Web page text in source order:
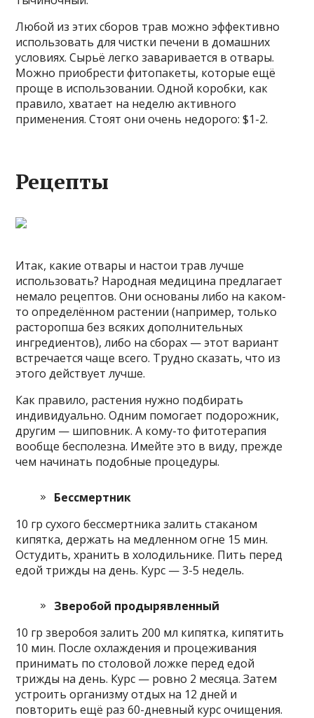
Любой из этих сборов трав можно эффективно
использовать для чистки печени в домашних
условиях. Сырьё легко заваривается в отвары.
Можно приобрести фитопакеты, которые ещё
проще в использовании. Одной коробки, как
правило, хватает на неделю активного
применения. Стоят они очень недорого: $1-2.
Рецепты
Итак, какие отвары и настои трав лучше
использовать? Народная медицина предлагает
немало рецептов. Они основаны либо на каком-
то определённом растении (например, только
расторопша без всяких дополнительных
ингредиентов), либо на сборах — этот вариант
встречается чаще всего. Трудно сказать, что из
этого действует лучше.
Как правило, растения нужно подбирать
индивидуально. Одним помогает подорожник,
другим — шиповник. А кому-то фитотерапия
вообще бесполезна. Имейте это в виду, прежде
чем начинать подобные процедуры.
Бессмертник
10 гр сухого бессмертника залить стаканом
кипятка, держать на медленном огне 15 мин.
Остудить, хранить в холодильнике. Пить перед
едой трижды на день. Курс — 3-5 недель.
Зверобой продырявленный
10 гр зверобоя залить 200 мл кипятка, кипятить
10 мин. После охлаждения и процеживания
принимать по столовой ложке перед едой
трижды на день. Курс — ровно 2 месяца. Затем
устроить организму отдых на 12 дней и
повторить ещё раз 60-дневный курс очищения.